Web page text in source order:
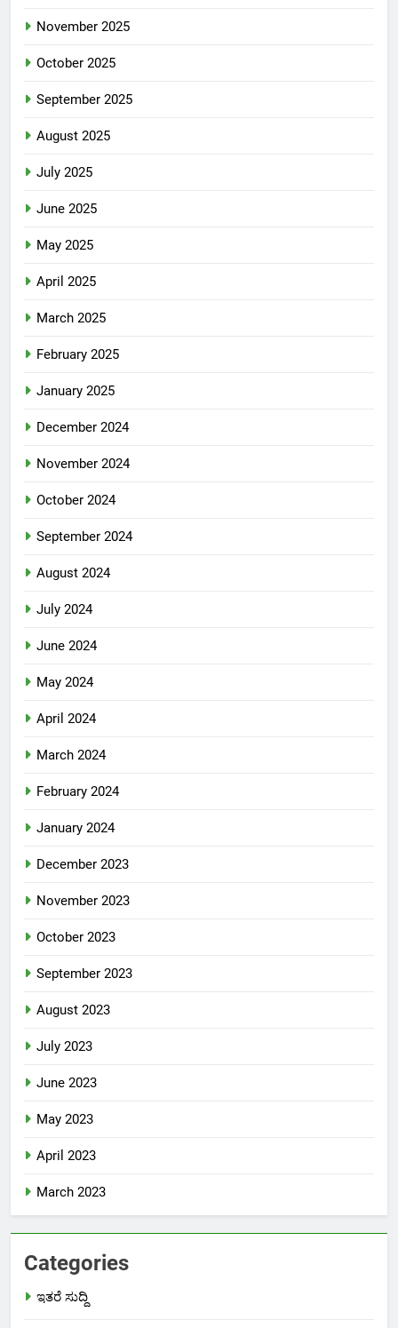
November 2025
October 2025
September 2025
August 2025
July 2025
June 2025
May 2025
April 2025
March 2025
February 2025
January 2025
December 2024
November 2024
October 2024
September 2024
August 2024
July 2024
June 2024
May 2024
April 2024
March 2024
February 2024
January 2024
December 2023
November 2023
October 2023
September 2023
August 2023
July 2023
June 2023
May 2023
April 2023
March 2023
Categories
ಇತರೆ ಸುದ್ದಿ